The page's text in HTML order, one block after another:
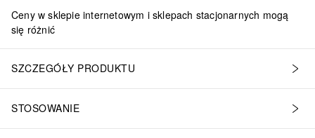
Ceny w sklepie internetowym i sklepach stacjonarnych mogą
się różnić
SZCZEGÓŁY PRODUKTU
STOSOWANIE